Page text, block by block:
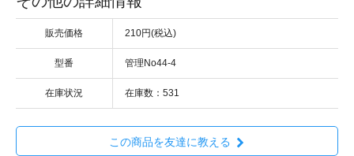
販売価格 210円(税込)
型番 管理No44-4
在庫状況 在庫数：531
この商品を友達に教える